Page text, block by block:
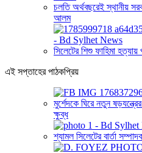
চলতি অর্থবছরেই স্থানীয়
আলম
সিলেটের শিশু ফাহিমা
এই সপ্তাহের পাঠকপ্রিয়
মুর্শেদকে ঘিরে নতুন
ক্ষুব্ধ
শ্যামল সিলেটের বার্তা